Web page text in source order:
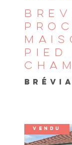
PIED
VENDU